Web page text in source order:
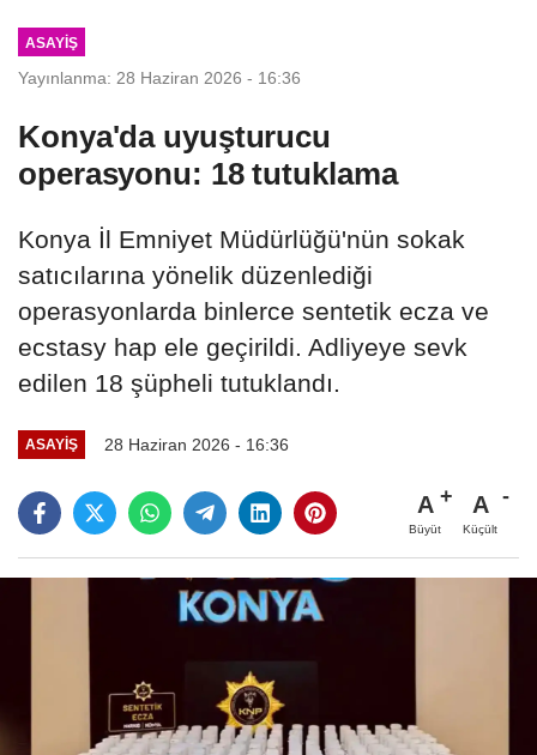
ASAYIŞ
Yayınlanma: 28 Haziran 2026 - 16:36
Konya'da uyuşturucu
operasyonu: 18 tutuklama
Konya İl Emniyet Müdürlüğü'nün sokak
satıcılarına yönelik düzenlediği
operasyonlarda binlerce sentetik ecza ve
ecstasy hap ele geçirildi. Adliyeye sevk
edilen 18 şüpheli tutuklandı.
ASAYIŞ 28 Haziran 2026 - 16:36
A
Büyüt
A
Küçült